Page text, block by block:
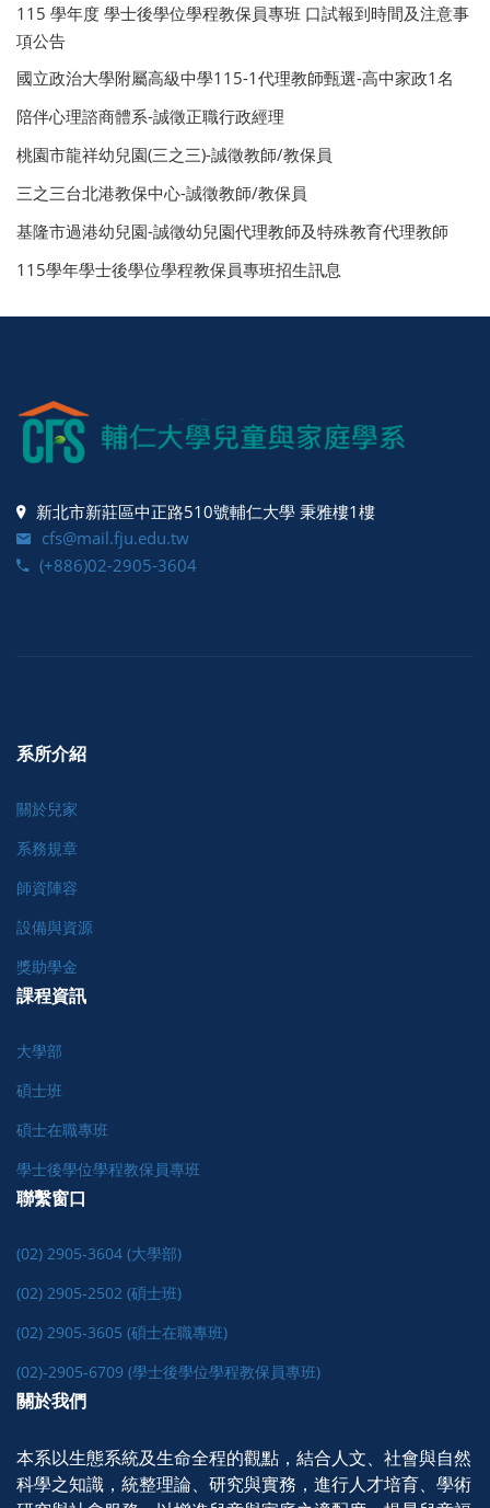
115 學年度 學士後學位學程教保員專班 口試報到時間及注意事
項公告
國立政治大學附屬高級中學115-1代理教師甄選-高中家政1名
陪伴心理諮商體系-誠徵正職行政經理
桃園市龍祥幼兒園(三之三)-誠徵教師/教保員
三之三台北港教保中心-誠徵教師/教保員
基隆市過港幼兒園-誠徵幼兒園代理教師及特殊教育代理教師
115學年學士後學位學程教保員專班招生訊息
新北市新莊區中正路510號輔仁大學 秉雅樓1樓
cfs@mail.fju.edu.tw
(+886)02-2905-3604
系所介紹
關於兒家
系務規章
師資陣容
設備與資源
獎助學金
課程資訊
大學部
碩士班
碩士在職專班
學士後學位學程教保員專班
聯繫窗口
(02) 2905-3604 (大學部)
(02) 2905-2502 (碩士班)
(02) 2905-3605 (碩士在職專班)
(02)-2905-6709 (學士後學位學程教保員專班)
關於我們
本系以生態系統及生命全程的觀點，結合人文、社會與自然
科學之知識，統整理論、研究與實務，進行人才培育、學術